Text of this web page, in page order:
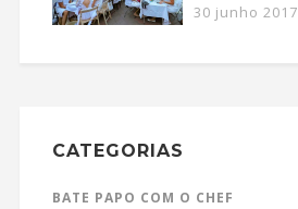
30 junho 2017
CATEGORIAS
BATE PAPO COM O CHEF